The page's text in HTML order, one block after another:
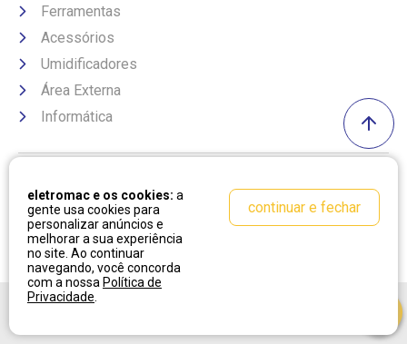
Ferramentas
Acessórios
Umidificadores
Área Externa
Informática
eletromac e os cookies: a
gente usa cookies para
personalizar anúncios e
melhorar a sua experiência
no site. Ao continuar
navegando, você concorda
com a nossa Política de
Privacidade
continuar e fechar